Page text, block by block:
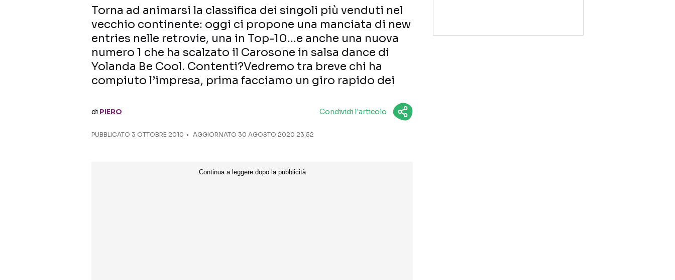
Torna ad animarsi la classifica dei singoli più venduti nel
vecchio continente: oggi ci propone una manciata di new
entries nelle retrovie, una in Top-10…e anche una nuova
numero 1 che ha scalzato il Carosone in salsa dance di
Yolanda Be Cool. Contenti?Vedremo tra breve chi ha
compiuto l’impresa, prima facciamo un giro rapido dei
di PIERO Condividi l'articolo
PUBBLICATO 3 OTTOBRE 2010 AGGIORNATO 30 AGOSTO 2020 23:52